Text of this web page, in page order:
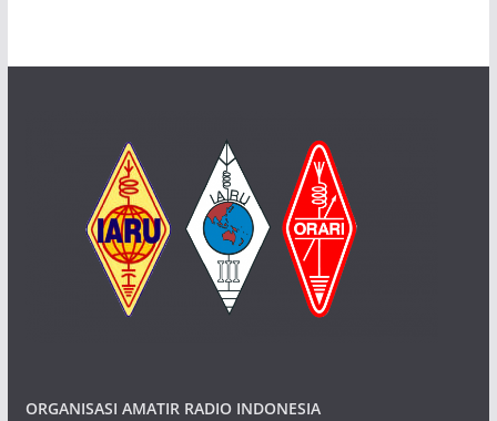
ORGANISASI AMATIR RADIO INDONESIA